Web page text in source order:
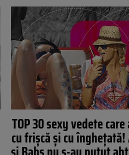
TOP 30 sexy vedete
cu frișcă și cu